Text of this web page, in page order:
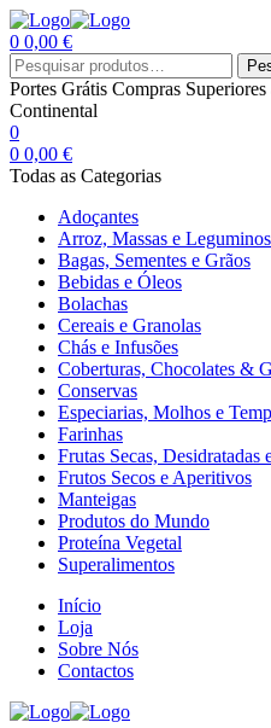
0 0,00 €
Menu
Procurar
por:
Portes Grátis Compras
Continental
0
0 0,00 €
Todas as Categorias
Adoçantes
Arroz, Massas e
Bagas, Sementes e Grãos
Bebidas e Óleos
Bolachas
Cereais e Granolas
Chás e Infusões
Coberturas, Chocolates &
Conservas
Especiarias, Molhos e
Farinhas
Frutas Secas, Desidratadas
Frutos Secos e Aperitivos
Manteigas
Produtos do Mundo
Proteína Vegetal
Superalimentos
Início
Loja
Sobre Nós
Contactos